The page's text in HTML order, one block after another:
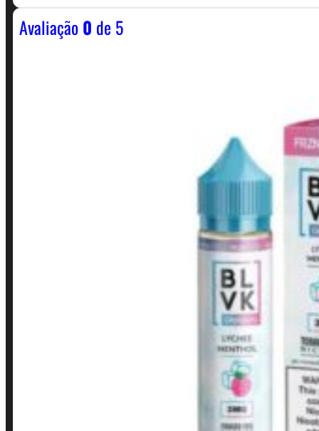
Avaliação0 de 5
Horário: Política de Horario e Fretes